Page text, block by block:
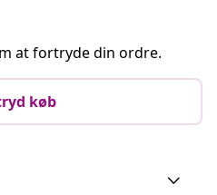
at fortryde din ordre.
køb